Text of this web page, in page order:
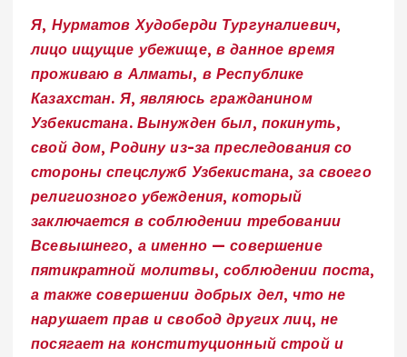
Я, Нурматов Худоберди Тургуналиевич,
лицо ищущие убежище, в данное время
проживаю в Алматы, в Республике
Казахстан. Я, являюсь гражданином
Узбекистана. Вынужден был, покинуть,
свой дом, Родину из-за преследования со
стороны спецслужб Узбекистана, за своего
религиозного убеждения, который
заключается в соблюдении требовании
Всевышнего, а именно — совершение
пятикратной молитвы, соблюдении поста,
а также совершении добрых дел, что не
нарушает прав и свобод других лиц, не
посягает на конституционный строй и